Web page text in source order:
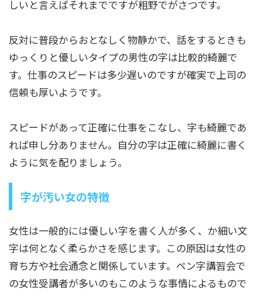
しいと言えばそれまでですが粗野でがさつです。
反対に普段からおとなしく物静かで、話をするときも
ゆっくりと優しいタイプの男性の字は比較的綺麗で
す。仕事のスピードは多少遅いのですが確実で上司の
信頼も厚いようです。
スピードがあって正確に仕事をこなし、字も綺麗であ
れば申し分ありません。自分の字は正確に綺麗に書く
ように気を配りましょう。
字が汚い女の特徴
女性は一般的には優しい字を書く人が多く、か細い文
字は何となく柔らかさを感じます。この原因は女性の
育ち方や社会通念と関係しています。ペン字講習会で
の女性受講者が多いのもこのような事情によるもので